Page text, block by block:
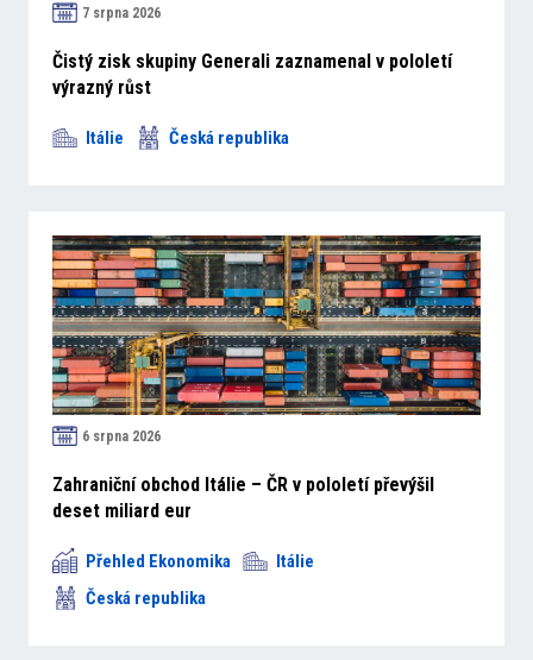
7 srpna 2026
Čistý zisk skupiny Generali zaznamenal v pololetí
výrazný růst
Itálie Česká republika
6 srpna 2026
Zahraniční obchod Itálie – ČR v pololetí převýšil
deset miliard eur
Přehled Ekonomika
Itálie
Česká republika